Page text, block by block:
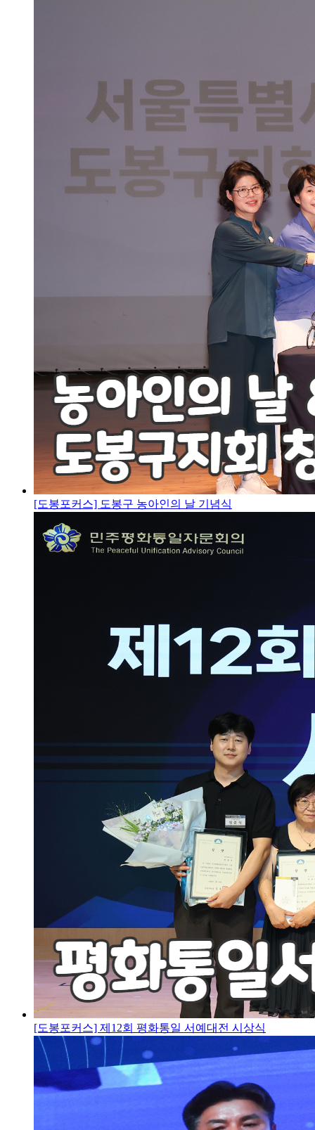
[도봉포커스] 도봉구 농아인의 날 기념식
[도봉포커스] 제12회 평화통일 서예대전 시상식